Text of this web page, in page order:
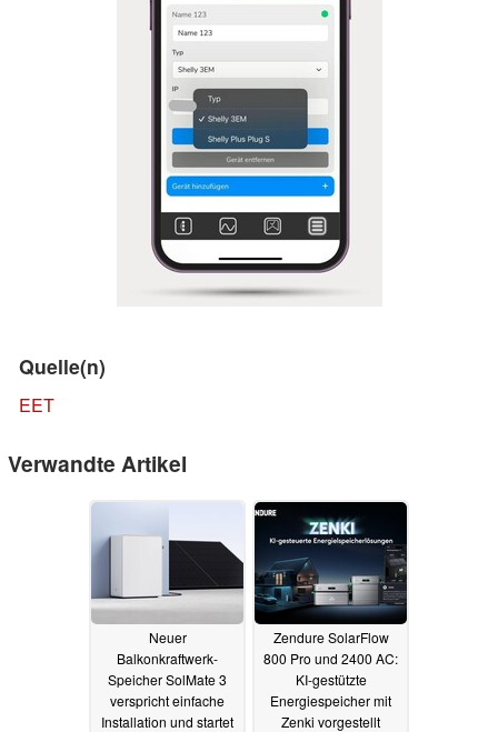
Quelle(n)
EET
Verwandte Artikel
Neuer
Balkonkraftwerk-
Speicher SolMate 3
verspricht einfache
Installation und startet
Zendure SolarFlow
800 Pro und 2400 AC:
KI-gestützte
Energiespeicher mit
Zenki vorgestellt